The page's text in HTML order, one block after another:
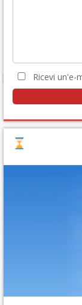
Ricevi un'e-